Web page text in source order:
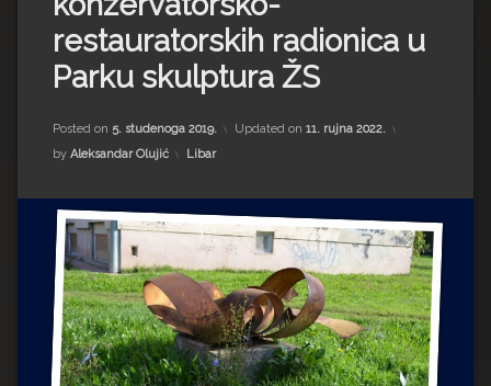
Impressum
Milenko Strižak
Drugi autori
Drugi autori
Ljiljana Lekanić-Kljaić
Željko Krznarić
Mario Lovreković
Miroslav Šantek
restauratorskih radionica u
Parku skulptura ŽS
Posted on 5. studenoga 2019. Updated on 11. rujna 2022.
by Aleksandar Olujić Kategorije:
Libar